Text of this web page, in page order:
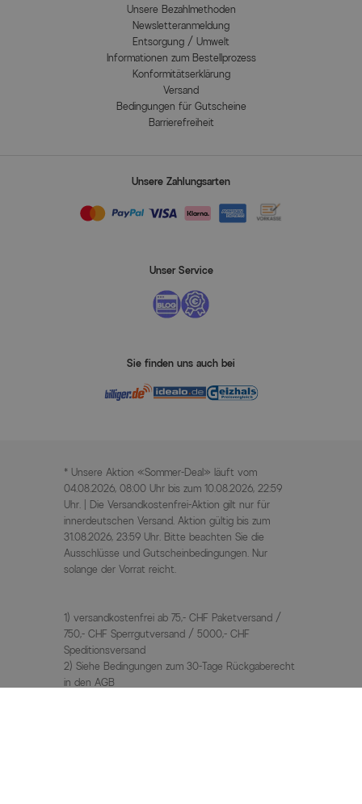
Unsere Bezahlmethoden
Newsletteranmeldung
Entsorgung / Umwelt
Informationen zum Bestellprozess
Konformitätserklärung
Versand
Bedingungen für Gutscheine
Barrierefreiheit
Unsere Zahlungsarten
Unser Service
Sie finden uns auch bei
* Unsere Aktion «Sommer-Deal» läuft vom
04.08.2026, 08:00 Uhr bis zum 10.08.2026, 22:59
Uhr. | Die Versandkostenfrei-Aktion gilt nur für
innerdeutschen Versand. Aktion gültig bis zum
31.08.2026, 23:59 Uhr. Bitte beachten Sie die
Ausschlüsse und Gutscheinbedingungen. Nur
solange der Vorrat reicht.
1) versandkostenfrei ab 75,- CHF Paketversand /
750,- CHF Sperrgutversand / 5000,- CHF
Speditionsversand
2) Siehe Bedingungen zum 30-Tage Rückgaberecht
in den AGB